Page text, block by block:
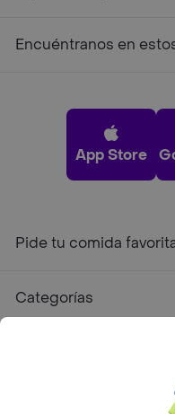
Encuéntranos en
App Store
Pide tu comida
Categorías